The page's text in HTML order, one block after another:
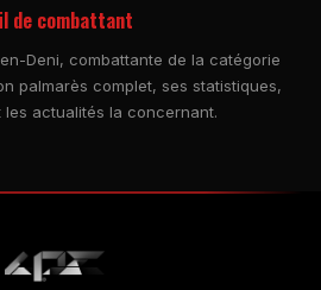
de combattant
Deni, combattante de la catégorie
palmarès complet, ses statistiques,
actualités la concernant.